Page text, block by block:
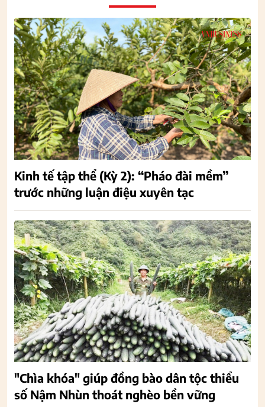
Kinh tế tập thể (Kỳ 2): “Pháo đài mềm”
trước những luận điệu xuyên tạc
"Chìa khóa" giúp đồng bào dân tộc thiểu
số Nậm Nhùn thoát nghèo bền vững